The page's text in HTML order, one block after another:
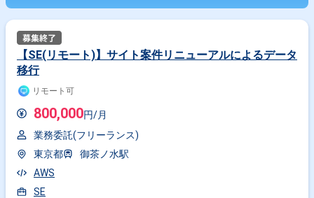
【SE(リモート)】サイト案件リニューアルによるデータ
移行
リモート可
800,000円/月
業務委託(フリーランス)
東京都
御茶ノ水駅
AWS
SE